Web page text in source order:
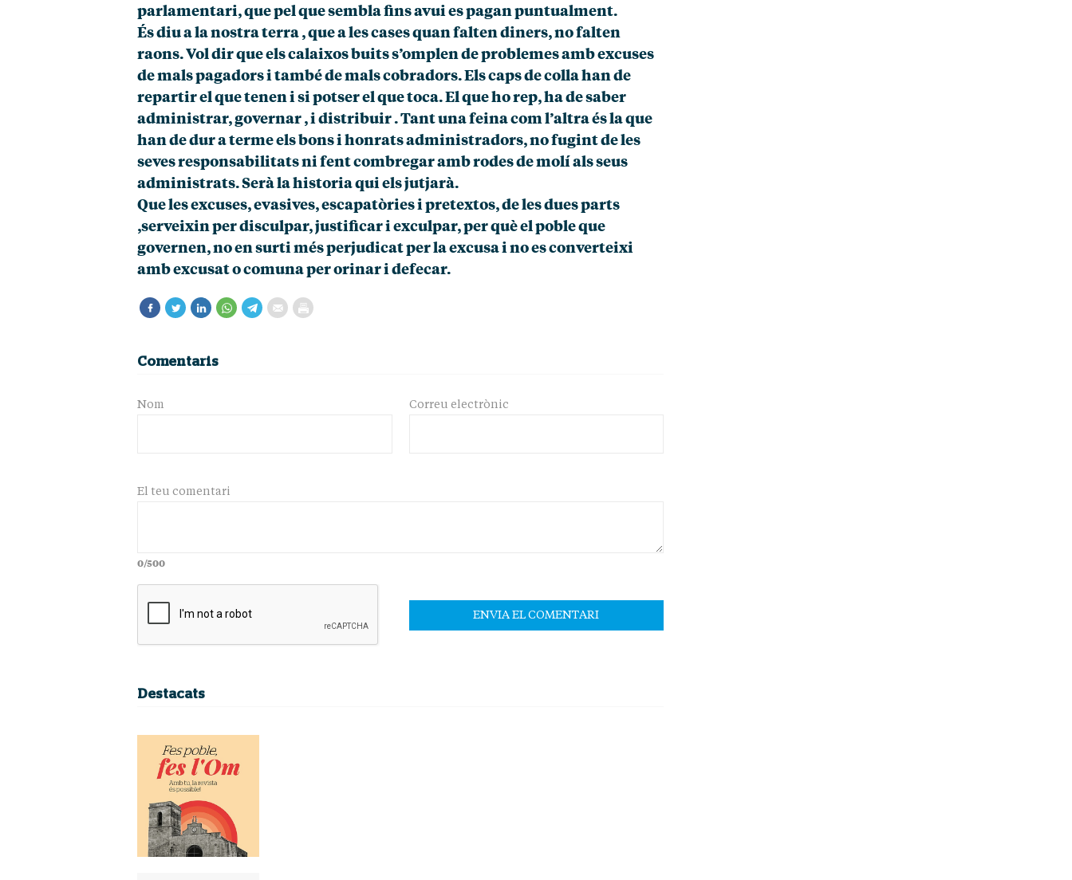
parlamentari, que pel que sembla fins avui es pagan puntualment.
És diu a la nostra terra , que a les cases quan falten diners, no falten
raons. Vol dir que els calaixos buits s’omplen de problemes amb excuses
de mals pagadors i també de mals cobradors. Els caps de colla han de
repartir el que tenen i si potser el que toca. El que ho rep, ha de saber
administrar, governar , i distribuir . Tant una feina com l’altra és la que
han de dur a terme els bons i honrats administradors, no fugint de les
seves responsabilitats ni fent combregar amb rodes de molí als seus
administrats. Serà la historia qui els jutjarà.
Que les excuses, evasives, escapatòries i pretextos, de les dues parts
,serveixin per disculpar, justificar i exculpar, per què el poble que
governen, no en surti més perjudicat per la excusa i no es converteixi
amb excusat o comuna per orinar i defecar.
Comentaris
Nom Correu electrònic
El teu comentari
0/500
Destacats